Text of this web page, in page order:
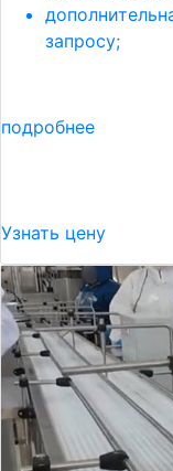
запросу;
подробнее
Узнать цену